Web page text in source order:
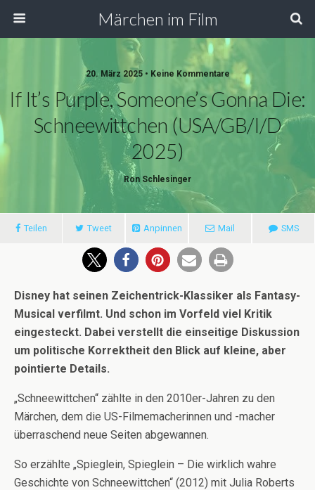
Märchen im Film
20. März 2025 • Keine Kommentare
If It’s Purple, Someone’s Gonna Die:
Schneewittchen (USA/GB/I/D
2025)
Ron Schlesinger
Teilen Tweet Anpinnen Mail SMS
Disney hat seinen Zeichentrick-Klassiker als Fantasy-
Musical verfilmt. Und schon im Vorfeld viel Kritik
eingesteckt. Dabei verstellt die einseitige Diskussion
um politische Korrektheit den Blick auf kleine, aber
pointierte Details.
„Schneewittchen“ zählte in den 2010er-Jahren zu den
Märchen, dem die US-Filmemacherinnen und -macher
überraschend neue Seiten abgewannen.
So erzählte „Spieglein, Spieglein – Die wirklich wahre
Geschichte von Schneewittchen“ (2012) mit Julia Roberts